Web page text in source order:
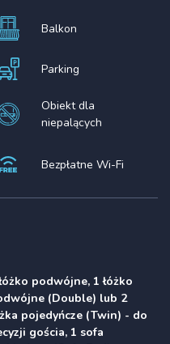
Balkon
Parking
Obiekt dla
niepalących
Bezpłatne Wi-Fi
podwójne, 1 łóżko
(Double) lub 2
pojedyńcze (Twin) - do
gościa, 1 sofa